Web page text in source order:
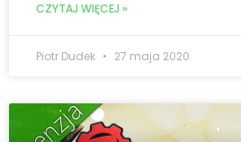
CZYTAJ WIĘCEJ »
Piotr Dudek 27 maja 2020